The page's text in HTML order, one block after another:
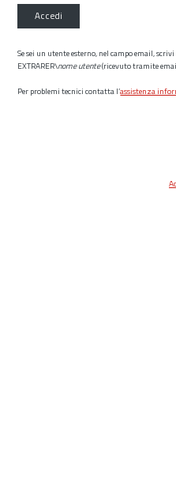
Accedi
Se sei un utente esterno, nel campo email, scrivi
EXTRARER\nome utente(ricevuto tramite
Per problemi tecnici contatta l’assistenza